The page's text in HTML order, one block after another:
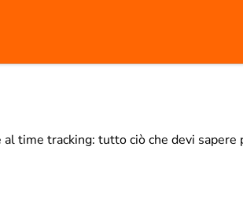
time tracking: tutto ciò che devi sapere